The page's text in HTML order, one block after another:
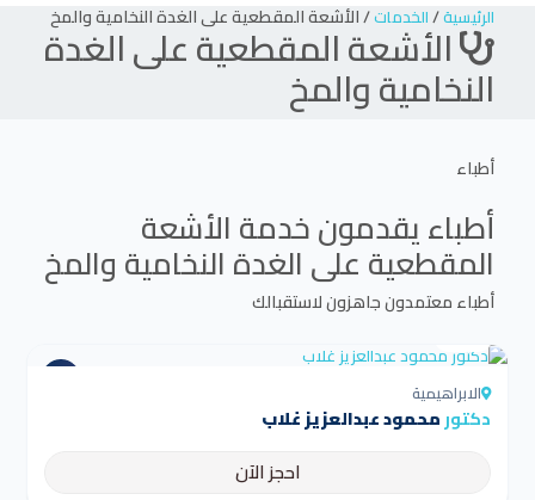
الرئيسية/الخدمات/الأشعة المقطعية على الغدة النخامية والمخ
الأشعة المقطعية على الغدة
النخامية والمخ
أطباء
أطباء يقدمون خدمةالأشعة
المقطعية على الغدة النخامية والمخ
أطباء معتمدون جاهزون لاستقبالك
الابراهيمية
دكتورمحمود عبدالعزيز غلاب
احجز الآن